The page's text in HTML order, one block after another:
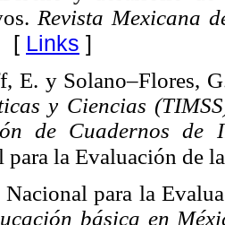
Revista Mexicana
Links ]
E. y Solano–Flores,
y Ciencias
de Cuadernos de
para la Evaluación de
para la
básica en